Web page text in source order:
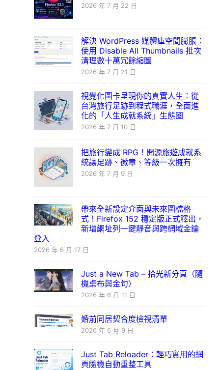
2026 年 7 月 22 日
解決 WordPress 媒體庫空間膨脹：
使用 Disable All Thumbnails 批次
清理數十萬冗餘縮圖
2026 年 7 月 21 日
視覺化圖卡呈現你的真實人生：從
台灣旅行足跡到程式職涯，全面進
化的「人生成就系統」生態圈
2026 年 7 月 10 日
把旅行變成 RPG！開源旅遊成就系
統讓足跡、徽章、等級一次擁有
2026 年 7 月 9 日
帶來全新設定介面與未來圖檔格
式！Firefox 152 穩定版正式釋出，
新增網址列一鍵靜音與跨網域金鑰
登入
2026 年 6 月 17 日
Just a New Tab – 拾光新分頁（隨
機桌布與金句）
2026 年 6 月 11 日
婚前同居契合度檢視清單
2026 年 6 月 9 日
Just Tab Reloader：輕巧實用的網
頁隨機自動重整工具